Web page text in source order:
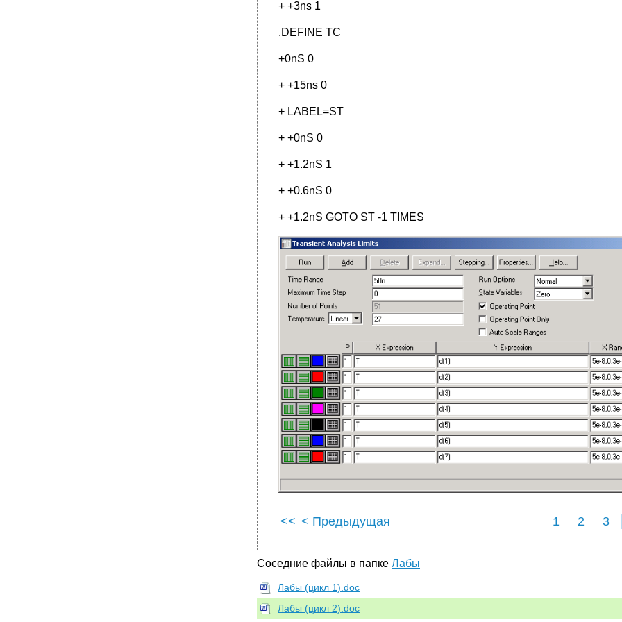
+ +3ns 1
.DEFINE TC
+0nS 0
+ +15ns 0
+ LABEL=ST
+ +0nS 0
+ +1.2nS 1
+ +0.6nS 0
+ +1.2nS GOTO ST -1 TIMES
<< < Предыдущая 1 2 3
Соседние файлы в папке Лабы
Лабы (цикл 1).doc
Лабы (цикл 2).doc